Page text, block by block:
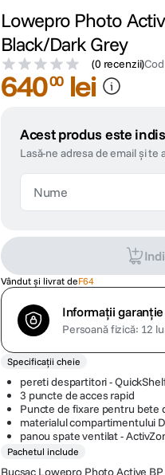
Lowepro Photo
Black/Dark Grey
(0 recenzii)Cod
64000 lei
Acest produs este
Lasă-ne adresa de email și
Vândut și livrat deF64
Informații garanție
Persoană fizică: 12
Specificații cheie
pereti despartitori -
3 puncte de acces rapid
Puncte de fixare pentru bete
materialul compartimentului
panou spate ventilat -
Pachetul include
Rucsac Lowepro Photo Active BP